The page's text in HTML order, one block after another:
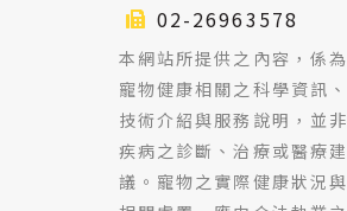
02-26963578
本網站所提供之內容，係為
寵物健康相關之科學資訊、
技術介紹與服務說明，並非
疾病之診斷、治療或醫療建
議。寵物之實際健康狀況與